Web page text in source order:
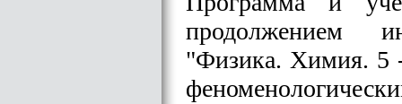
продолжением
"Физика. Химия. 5 -